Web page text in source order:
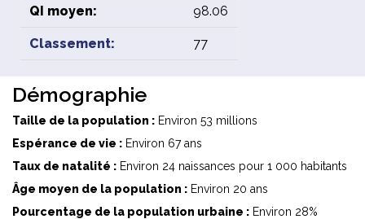
QI moyen: 98.06
Classement: 77
Démographie
Taille de la population : Environ 53 millions
Espérance de vie : Environ 67 ans
Taux de natalité : Environ 24 naissances pour 1 000 habitants
Âge moyen de la population : Environ 20 ans
Pourcentage de la population urbaine : Environ 28%